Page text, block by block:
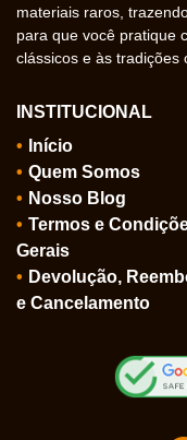
materiais raros,
para que você pratique
clássicos e às tradições
INSTITUCIONAL
Início
Quem Somos
Nosso Blog
Termos e
Gerais
Devolução,
e Cancelamento